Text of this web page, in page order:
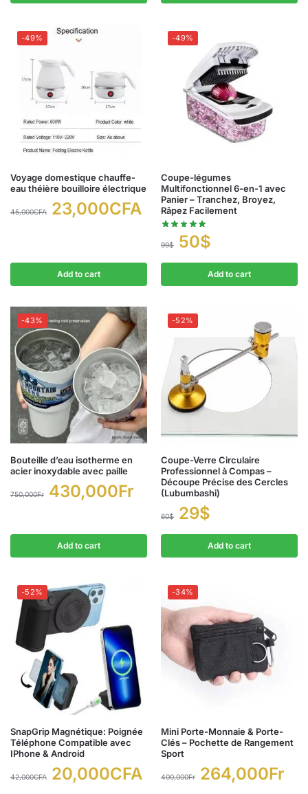
-49%
Voyage domestique chauffe-
eau théière bouilloire électrique
45,000CFA 23,000CFA
Add to cart
-49%
Coupe-légumes
Multifonctionnel 6-en-1 avec
Panier – Tranchez, Broyez,
Râpez Facilement
99$ 50$
Add to cart
-43%
Bouteille d’eau isotherme en
acier inoxydable avec paille
750,000Fr 430,000Fr
Add to cart
-52%
Coupe-Verre Circulaire
Professionnel à Compas –
Découpe Précise des Cercles
(Lubumbashi)
60$ 29$
Add to cart
-52%
SnapGrip Magnétique: Poignée
Téléphone Compatible avec
IPhone & Android
42,000CFA 20,000CFA
-34%
Mini Porte-Monnaie & Porte-
Clés – Pochette de Rangement
Sport
400,000Fr 264,000Fr